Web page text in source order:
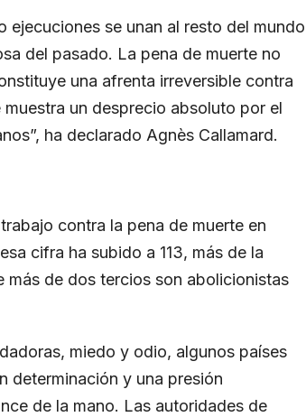
ejecuciones se unan al resto del mundo
del pasado. La pena de muerte no
una afrenta irreversible contra
un desprecio absoluto por el
ha declarado Agnès Callamard.
contra la pena de muerte en
cifra ha subido a 113, más de la
más de dos tercios son abolicionistas
miedo y odio, algunos países
determinación y una presión
de la mano. Las autoridades de